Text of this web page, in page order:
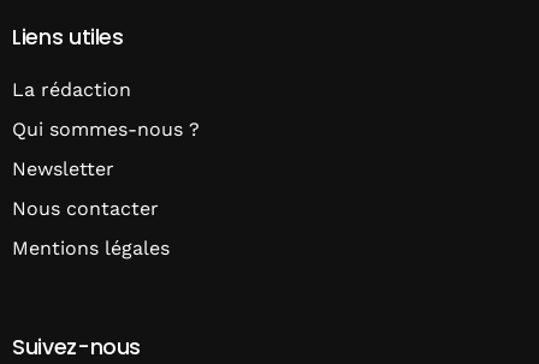
Liens utiles
La rédaction
Qui sommes-nous ?
Newsletter
Nous contacter
Mentions légales
Suivez-nous